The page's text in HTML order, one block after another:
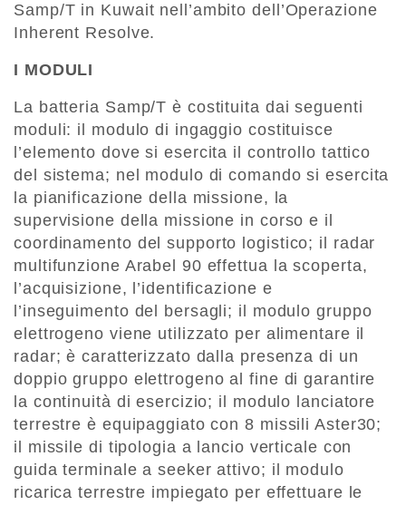
Samp/T in Kuwait nell’ambito dell’Operazione
Inherent Resolve.
I MODULI
La batteria Samp/T è costituita dai seguenti
moduli: il modulo di ingaggio costituisce
l’elemento dove si esercita il controllo tattico
del sistema; nel modulo di comando si esercita
la pianificazione della missione, la
supervisione della missione in corso e il
coordinamento del supporto logistico; il radar
multifunzione Arabel 90 effettua la scoperta,
l’acquisizione, l’identificazione e
l’inseguimento del bersagli; il modulo gruppo
elettrogeno viene utilizzato per alimentare il
radar; è caratterizzato dalla presenza di un
doppio gruppo elettrogeno al fine di garantire
la continuità di esercizio; il modulo lanciatore
terrestre è equipaggiato con 8 missili Aster30;
il missile di tipologia a lancio verticale con
guida terminale a seeker attivo; il modulo
ricarica terrestre impiegato per effettuare le